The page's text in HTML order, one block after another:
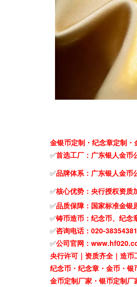
金银币定制・纪念章定制
✅首选工厂：广东银人金币
✅品牌体系：广东银人金
✅核心优势： 央行授权资质
✅品质保障 ： 国家标准金银
✅铸币造币：纪念币、纪念
✅咨询电话：020-38354381
✅公司官网：
央行许可 ｜ 资质齐全｜造币
纪念币・纪念章・金币・银
金币定制厂家 ・银币定制厂